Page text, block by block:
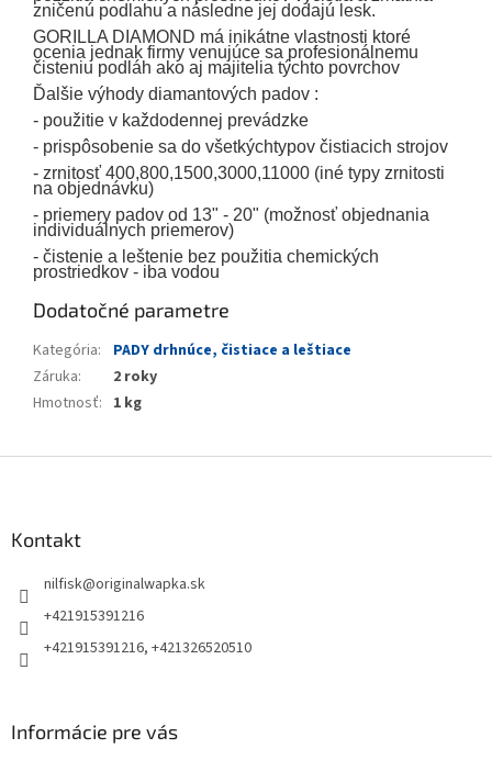
zničenú podlahu a následne jej dodajú lesk.
GORILLA DIAMOND má inikátne vlastnosti ktoré
ocenia jednak firmy venujúce sa profesionálnemu
čisteniu podláh ako aj majitelia týchto povrchov
Ďalšie výhody diamantových padov :
- použitie v každodennej prevádzke
- prispôsobenie sa do všetkýchtypov čistiacich strojov
- zrnitosť 400,800,1500,3000,11000 (iné typy zrnitosti
na objednávku)
- priemery padov od 13" - 20" (možnosť objednania
individuálnych priemerov)
- čistenie a leštenie bez použitia chemických
prostriedkov - iba vodou
Dodatočné parametre
Kategória:
PADY drhnúce, čistiace a leštiace
Záruka:
2 roky
Hmotnosť: 1 kg
Kontakt
nilfisk@originalwapka.sk
+421915391216
+421915391216, +421326520510
Informácie pre vás